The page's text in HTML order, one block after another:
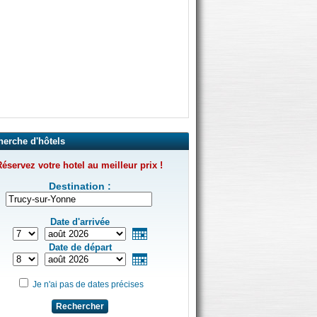
d'hôtels
votre hotel au meilleur prix !
Destination :
Date d'arrivée
Date de départ
Je n'ai pas de dates précises
Rechercher